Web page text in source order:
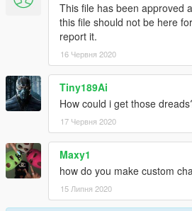
This file has been approved
this file should not be here
report it.
16 Червня 2020
Tiny189Ai
How could i get those
17 Червня 2020
Maxy1
how do you make custom
15 Липня 2020